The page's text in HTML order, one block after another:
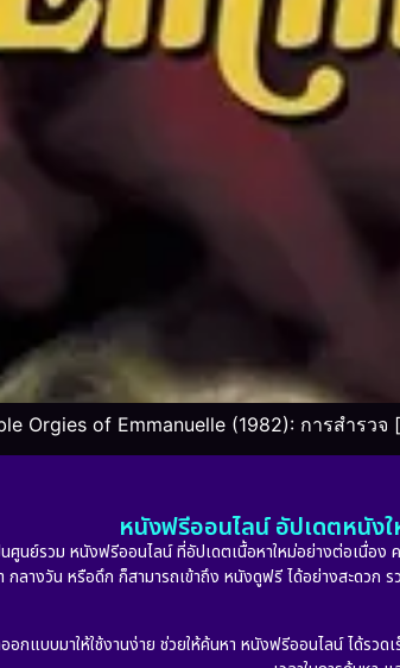
Orgies of Emmanuelle (1982): การสำรวจ
หนังฟรีออนไลน์ อัปเดตหนัง
นย์รวม หนังฟรีออนไลน์ ที่อัปเดตเนื้อหาใหม่อย่างต่อเนื่อ
า กลางวัน หรือดึก ก็สามารถเข้าถึง หนังดูฟรี ได้อย่างสะด
กแบบมาให้ใช้งานง่าย ช่วยให้ค้นหา หนังฟรีออนไลน์ ได้ร